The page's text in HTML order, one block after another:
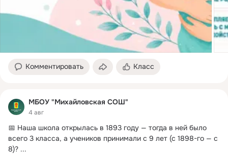
Комментировать Класс
МБОУ "Михайловская СОШ"
4 авг
📅 Наша школа открылась в 1893 году — тогда в ней было
всего 3 класса, а учеников принимали с 9 лет (с 1898-го — с
8)? ...